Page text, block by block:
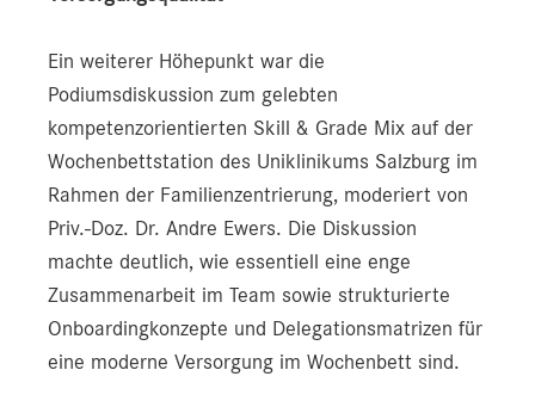
Ein weiterer Höhepunkt war die
Podiumsdiskussion zum gelebten
kompetenzorientierten Skill & Grade Mix auf der
Wochenbettstation des Uniklinikums Salzburg im
Rahmen der Familienzentrierung, moderiert von
Priv.-Doz. Dr. Andre Ewers. Die Diskussion
machte deutlich, wie essentiell eine enge
Zusammenarbeit im Team sowie strukturierte
Onboardingkonzepte und Delegationsmatrizen für
eine moderne Versorgung im Wochenbett sind.